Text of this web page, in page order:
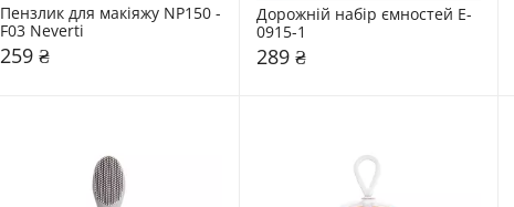
Пензлик для макіяжу NP150 -
F03 Neverti
259 ₴
Дорожній набір ємностей E-
0915-1
289 ₴